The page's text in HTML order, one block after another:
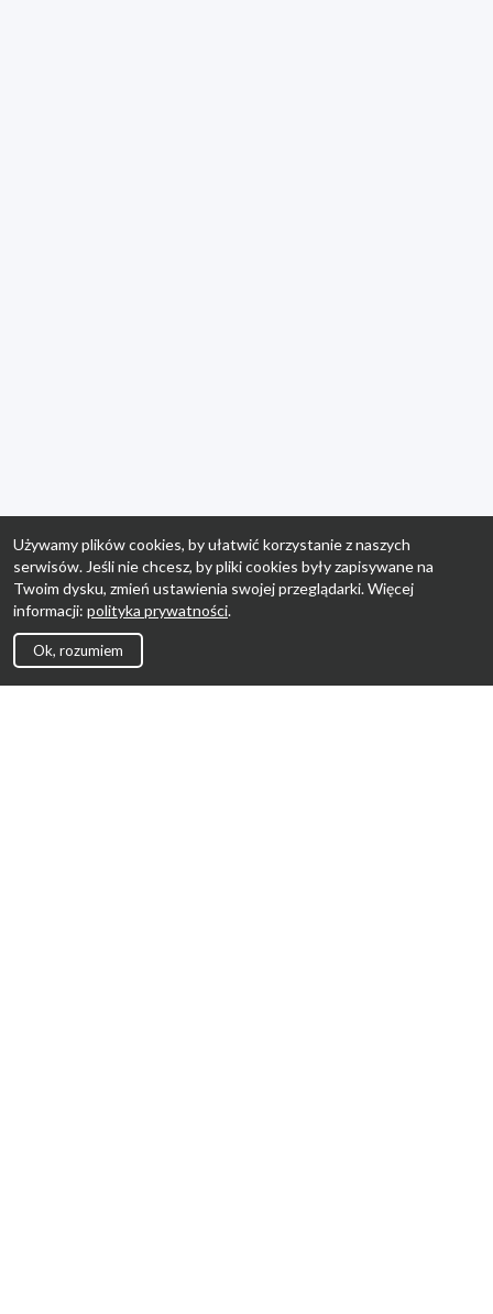
Używamy plików cookies, by ułatwić korzystanie z naszych
serwisów. Jeśli nie chcesz, by pliki cookies były zapisywane na
Twoim dysku, zmień ustawienia swojej przeglądarki. Więcej
informacji: polityka prywatności.
Ok, rozumiem